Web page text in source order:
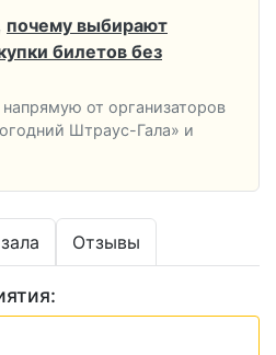
почему выбирают
билетов без
от организаторов
Штраус-Гала» и
Отзывы